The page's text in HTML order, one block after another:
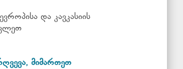
და კავკასიის
მიმართეთ